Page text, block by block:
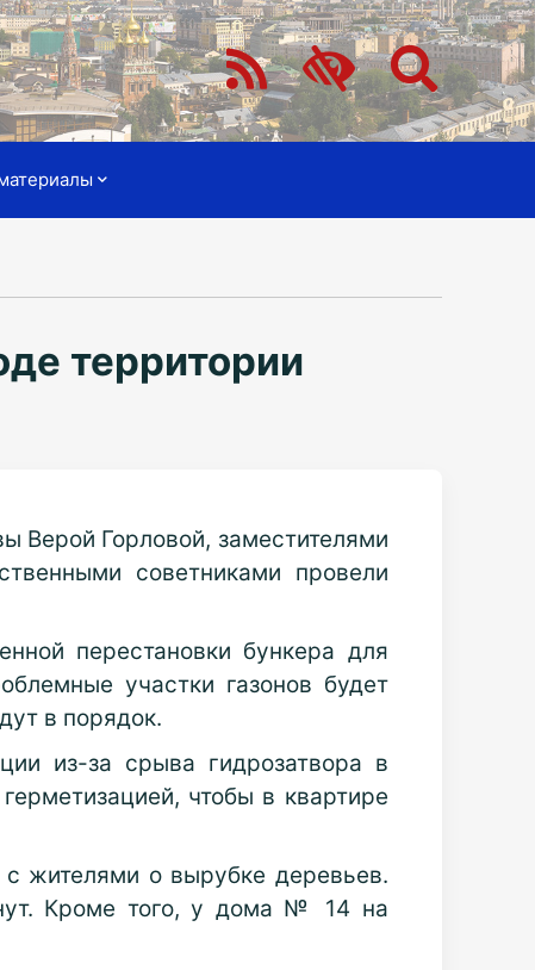
территории
Верой Горловой, заместителями
советниками провели
перестановки бункера для
участки газонов будет
в порядок.
из-за срыва гидрозатвора в
чтобы в квартире
жителями о вырубке деревьев.
Кроме того, у дома № 14 на